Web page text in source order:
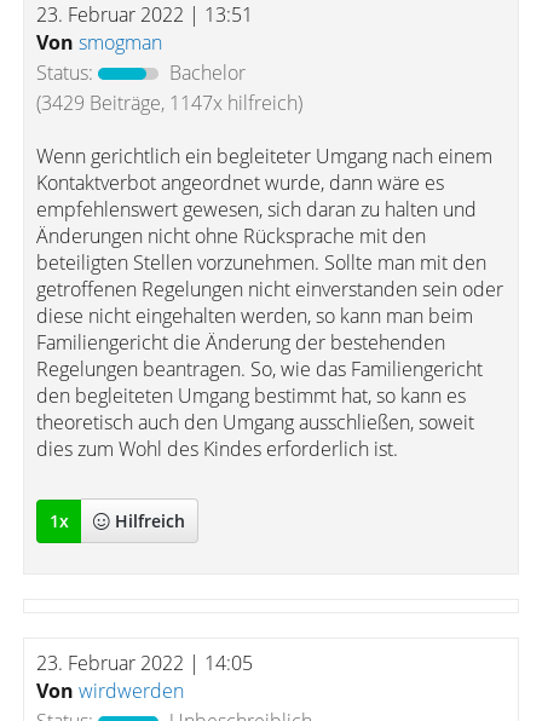
23. Februar 2022 | 13:51
Von smogman
Status:
Bachelor
(3429 Beiträge, 1147x hilfreich)
Wenn gerichtlich ein begleiteter Umgang nach einem
Kontaktverbot angeordnet wurde, dann wäre es
empfehlenswert gewesen, sich daran zu halten und
Änderungen nicht ohne Rücksprache mit den
beteiligten Stellen vorzunehmen. Sollte man mit den
getroffenen Regelungen nicht einverstanden sein oder
diese nicht eingehalten werden, so kann man beim
Familiengericht die Änderung der bestehenden
Regelungen beantragen. So, wie das Familiengericht
den begleiteten Umgang bestimmt hat, so kann es
theoretisch auch den Umgang ausschließen, soweit
dies zum Wohl des Kindes erforderlich ist.
1x Hilfreich
23. Februar 2022 | 14:05
Von wirdwerden